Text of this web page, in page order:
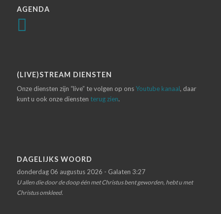
AGENDA
(LIVE)STREAM DIENSTEN
Onze diensten zijn “live” te volgen op onsYoutube kanaal, daar
kunt u ook onze diensten terug zien.
DAGELIJKS WOORD
donderdag 06 augustus 2026 - Galaten 3:27
U allen die door de doop één met Christus bent geworden, hebt u met
Christus omkleed.